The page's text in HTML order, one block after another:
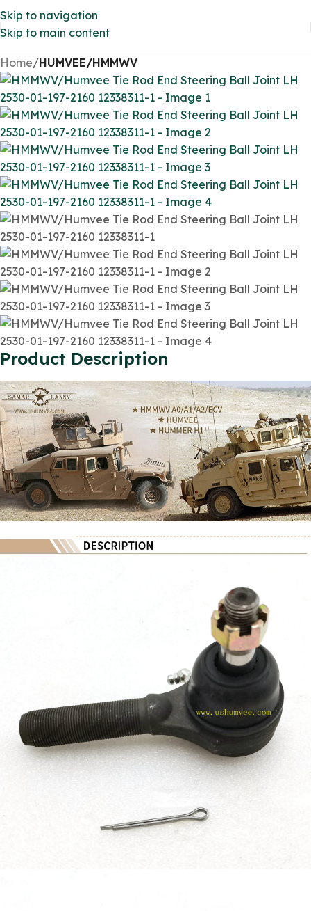
Skip to navigation
Skip to main content
Home HUMVEE/HMMWV
Product Description